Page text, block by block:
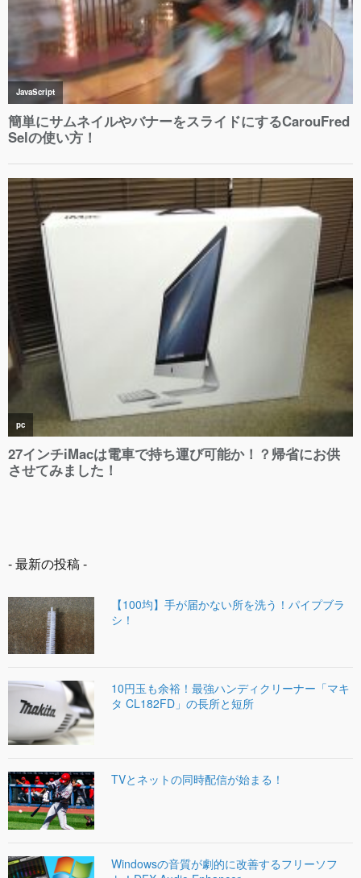
- 最新の投稿 -
【100均】手が届かない所を洗う！パイプブラ
シ！
10円玉も余裕！最強ハンディクリーナー「マキ
タ CL182FD」の長所と短所
TVとネットの同時配信が始まる！
Windowsの音質が劇的に改善するフリーソフ